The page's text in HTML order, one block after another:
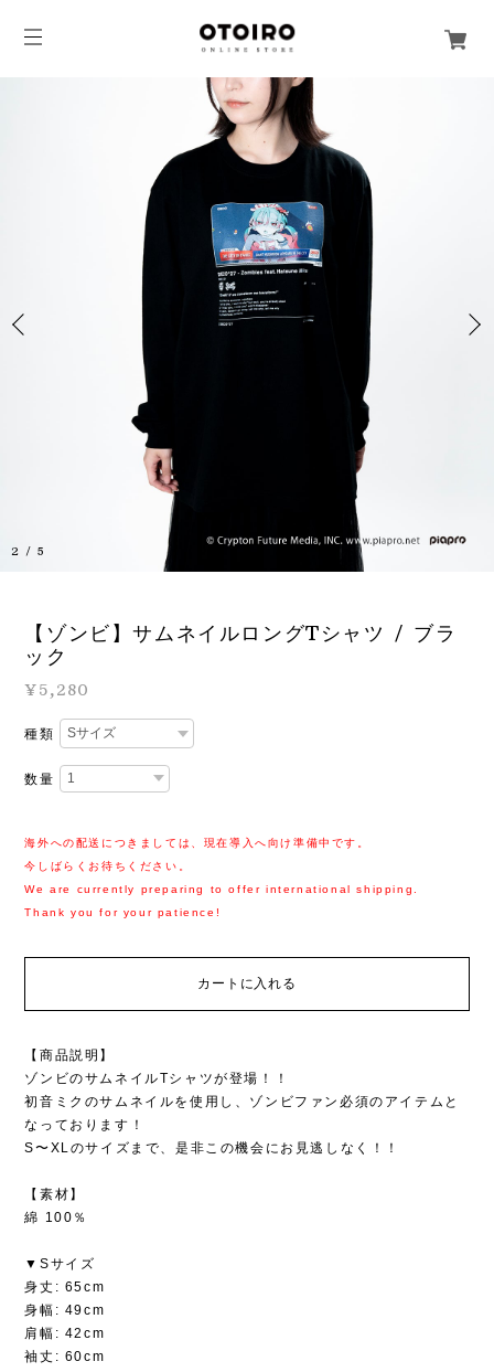
3 / 5
【ゾンビ】サムネイルロングTシャツ / ブラ
ック
¥5,280
種類
数量
海外への配送につきましては、現在導入へ向け準備中です。
今しばらくお待ちください。
We are currently preparing to offer international shipping.
Thank you for your patience!
カートに入れる
【商品説明】
ゾンビのサムネイルTシャツが登場！！
初音ミクのサムネイルを使用し、ゾンビファン必須のアイテムと
なっております！
S〜XLのサイズまで、是非この機会にお見逃しなく！！
【素材】
綿 100％
▼Sサイズ
身丈: 65cm
身幅: 49cm
肩幅: 42cm
袖丈: 60cm